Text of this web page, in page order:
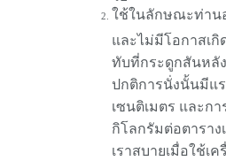
ใช้ในลักษณะท่าน
และไม่มีโอกาสเกิ
ทับที่กระดูกสันหลัง
ปกติการนั่งนั้นมีแ
เซนติเมตร และก
กิโลกรัมต่อตาราง
เราสบายเมื่อใช้เค